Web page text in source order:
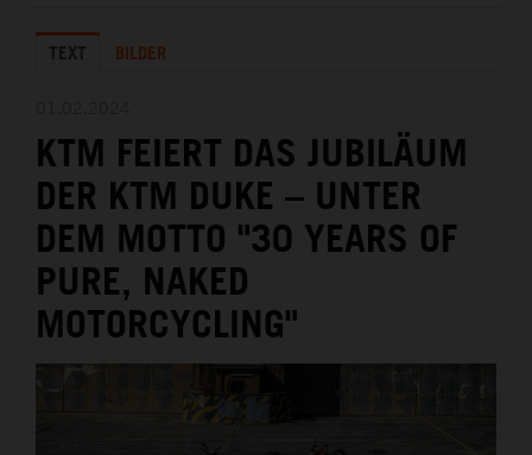
MEDIA
TEXT BILDER
KTM FEIERT DAS JUBILÄUM
DER KTM DUKE – UNTER
DEM MOTTO "30 YEARS OF
PURE, NAKED
MOTORCYCLING"